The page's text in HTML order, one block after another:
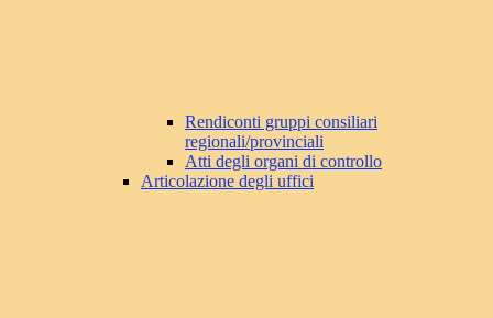
Rendiconti gruppi consiliari
regionali/provinciali
Atti degli organi di controllo
Articolazione degli uffici